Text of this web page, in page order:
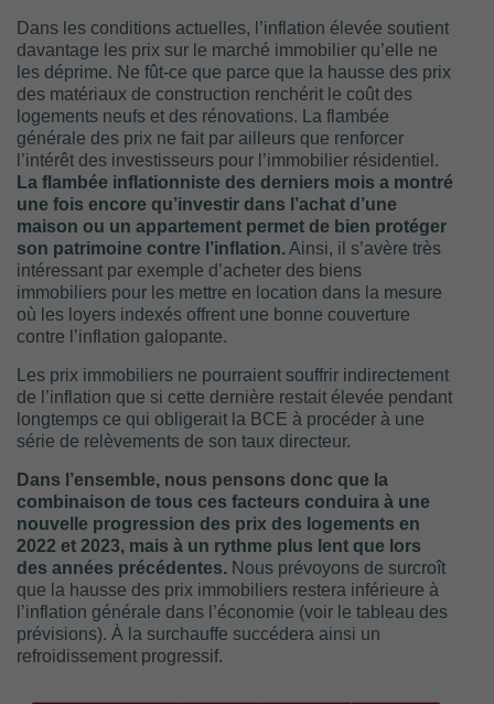
Dans les conditions actuelles, l’inflation élevée soutient
davantage les prix sur le marché immobilier qu’elle ne
les déprime. Ne fût-ce que parce que la hausse des prix
des matériaux de construction renchérit le coût des
logements neufs et des rénovations. La flambée
générale des prix ne fait par ailleurs que renforcer
l’intérêt des investisseurs pour l’immobilier résidentiel.
La flambée inflationniste des derniers mois a montré
une fois encore qu’investir dans l’achat d’une
maison ou un appartement permet de bien protéger
son patrimoine contre l’inflation.Ainsi, il s’avère très
intéressant par exemple d’acheter des biens
immobiliers pour les mettre en location dans la mesure
où les loyers indexés offrent une bonne couverture
contre l’inflation galopante.
Les prix immobiliers ne pourraient souffrir indirectement
de l’inflation que si cette dernière restait élevée pendant
longtemps ce qui obligerait la BCE à procéder à une
série de relèvements de son taux directeur.
Dans l’ensemble, nous pensons donc que la
combinaison de tous ces facteurs conduira à une
nouvelle progression des prix des logements en
2022 et 2023, mais à un rythme plus lent que lors
des années précédentes. Nous prévoyons de surcroît
que la hausse des prix immobiliers restera inférieure à
l’inflation générale dans l’économie (voir le tableau des
prévisions). À la surchauffe succédera ainsi un
refroidissement progressif.